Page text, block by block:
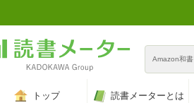
Amazon和書
トップ 読書メーターとは